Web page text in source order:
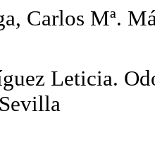
Carlos Mª.
Leticia.